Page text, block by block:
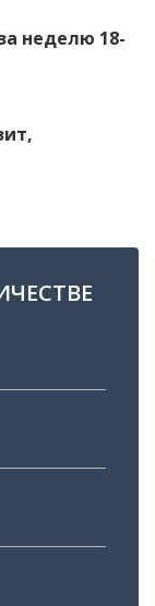
неделю 18-